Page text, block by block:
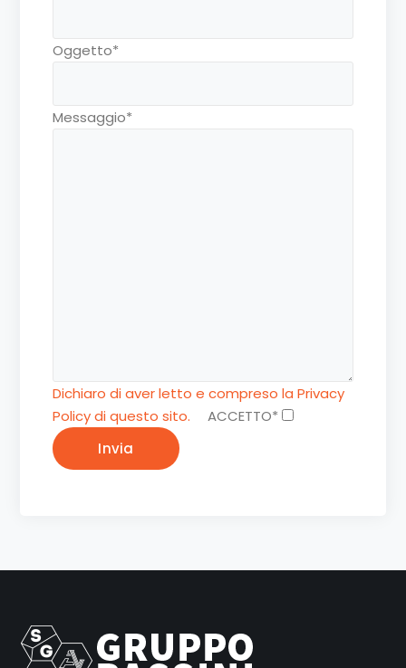
Oggetto*
Messaggio*
Dichiaro di aver letto e compreso la Privacy
Policy di questo sito.
ACCETTO*